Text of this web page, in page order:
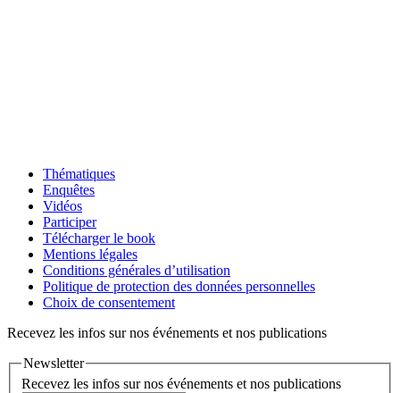
Thématiques
Enquêtes
Vidéos
Participer
Télécharger le book
Mentions légales
Conditions générales d’utilisation
Politique de protection des données personnelles
Choix de consentement
Recevez les infos sur nos événements et nos publications
Newsletter
Recevez les infos sur nos événements et nos publications